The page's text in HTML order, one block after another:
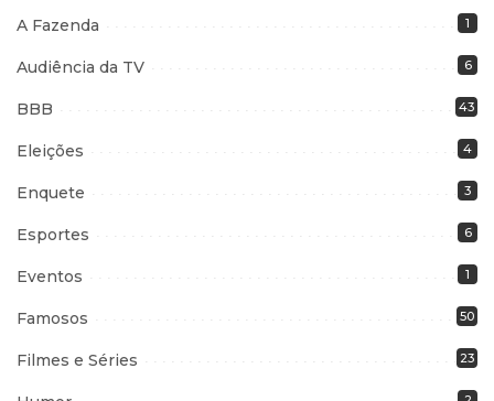
A Fazenda 1
Audiência da TV 6
BBB 43
Eleições 4
Enquete 3
Esportes 6
Eventos 1
Famosos 50
Filmes e Séries 23